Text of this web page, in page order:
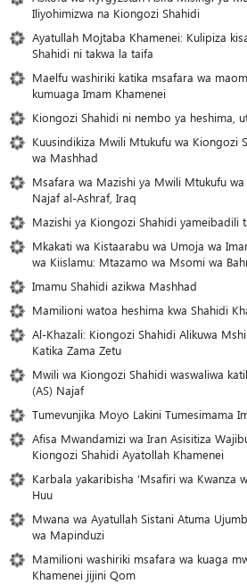
Iliyohimizwa na Kiongozi Shahidi
Ayatullah Mojtaba Khamenei: Kulipiza
Shahidi ni takwa la taifa
Maelfu washiriki katika msafara wa
kumuaga Imam Khamenei
Kiongozi Shahidi ni nembo ya heshima,
Kuusindikiza Mwili Mtukufu wa Kiongozi
wa Mashhad
Msafara wa Mazishi ya Mwili Mtukufu
Najaf al-Ashraf, Iraq
Mazishi ya Kiongozi Shahidi yameibadili
Mkakati wa Kistaarabu wa Umoja wa
wa Kiislamu: Mtazamo wa Msomi wa
Imamu Shahidi azikwa Mashhad
Mamilioni watoa heshima kwa Shahidi
Al-Khazali: Kiongozi Shahidi Alikuwa
Katika Zama Zetu
Mwili wa Kiongozi Shahidi waswaliwa
(AS) Najaf
Tumevunjika Moyo Lakini Tumesimama
Afisa Mwandamizi wa Iran Asisitiza
Kiongozi Shahidi Ayatollah Khamenei
Karbala yakaribisha ‘Msafiri wa Kwanza
Huu
Mwana wa Ayatullah Sistani Atuma
wa Mapinduzi
Mamilioni washiriki msafara wa kuaga
Khamenei jijini Qom